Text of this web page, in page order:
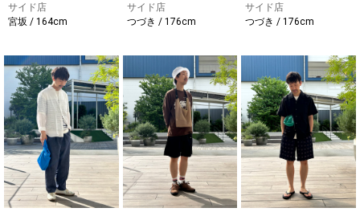
サイド店
宮坂 / 164cm
サイド店
つづき / 176cm
サイド店
つづき / 176cm